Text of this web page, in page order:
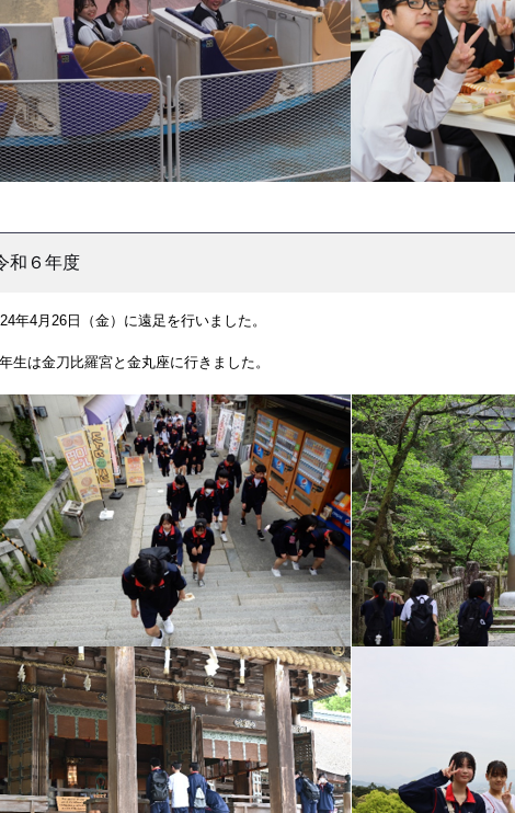
和６年度
年4月26日（金）に遠足を行いました。
生は金刀比羅宮と金丸座に行きました。